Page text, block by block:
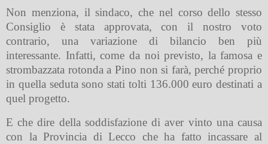
Non menziona, il sindaco, che nel corso dello stesso
Consiglio è stata approvata, con il nostro voto
contrario, una variazione di bilancio ben più
interessante. Infatti, come da noi previsto, la famosa e
strombazzata rotonda a Pino non si farà, perché proprio
in quella seduta sono stati tolti 136.000 euro destinati a
quel progetto.
E che dire della soddisfazione di aver vinto una causa
con la Provincia di Lecco che ha fatto incassare al